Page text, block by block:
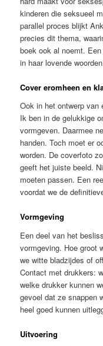
kinderen die seksueel
parallel proces blijkt
precies dit thema,
boek ook al noemt.
in haar lovende
Cover eromheen en
Ook in het ontwerp van
Ik ben in de gelukkige
vormgeven. Daarmee
handen. Toch moet er
worden. De coverfoto
geeft het juiste beeld.
moeten passen. Een
voordat we de
Vormgeving
Een deel van het
vormgeving. Hoe groot
we witte bladzijdes of
Contact met drukkers:
welke drukker kunnen
gevoel dat ze snappen
heel goed kunnen
Uitvoering